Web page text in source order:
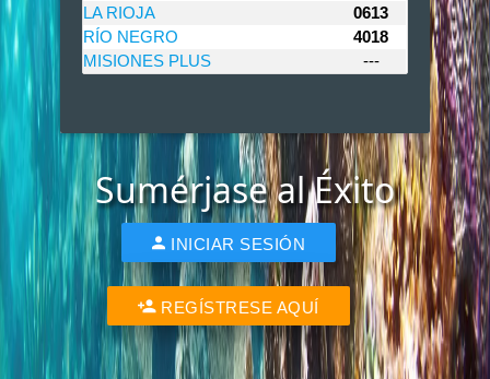
LA RIOJA
0613
RÍO NEGRO
4018
MISIONES PLUS
---
Sumérjase al Éxito
INICIAR SESIÓN
REGÍSTRESE AQUÍ